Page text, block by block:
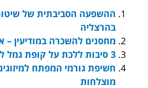
ההשפעה הסביבתית של
בהרצליה
מחסנים להשכרה במודיעין –
3 סיבות ללכת על קופת גמל להשקעה
חשיפת גורמי המפתח
מוצלחות